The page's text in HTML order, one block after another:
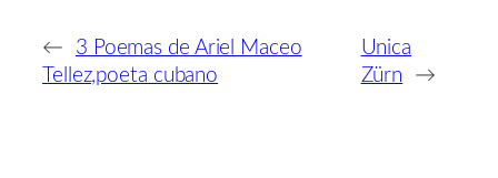
←
3 Poemas de Ariel Maceo
Tellez,poeta cubano
Unica
Zürn
→